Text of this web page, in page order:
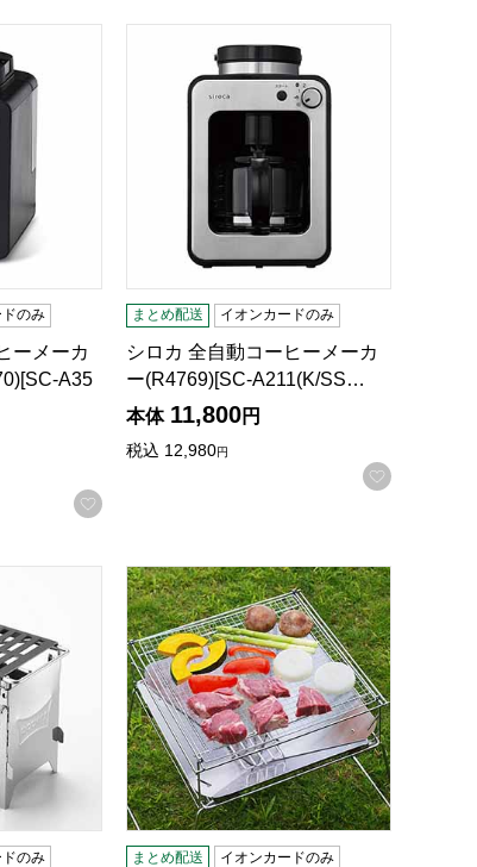
のみ
ーメーカ
A35
お気に入りに登録する
まとめ配送 イオンカードのみ
シロカ 全自動コーヒーメーカ
ー(R4769)[SC-A211(K/SS…
本体 11,800円
税込 12,980円
お気に入
ッシュ袋付(R4759)[PY-C007]【雑貨】
コンロ(BOCHI KONRO)(R4756)[UC-220]【雑貨】
のみ
燕三条製ステンレス焚き火台(グリルセ
まとめ配送 イオンカードのみ